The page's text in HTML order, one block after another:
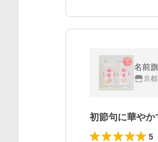
名前
京
初節句に華やか
5